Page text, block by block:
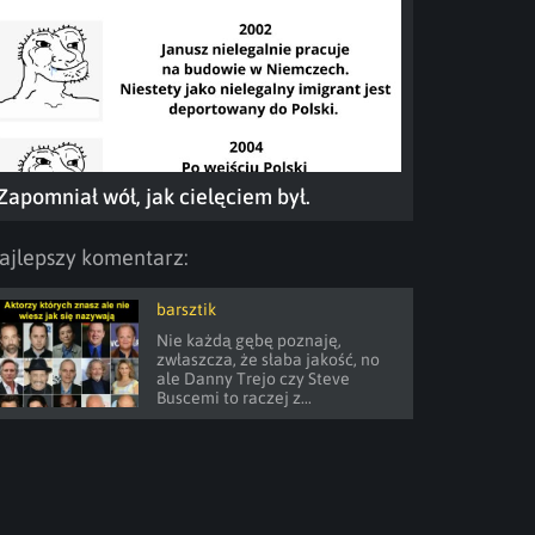
wół, jak cielęciem był.
komentarz:
barsztik
Nie każdą gębę poznaję,
zwłaszcza, że słaba jakość, no
ale Danny Trejo czy Steve
Buscemi to raczej z...